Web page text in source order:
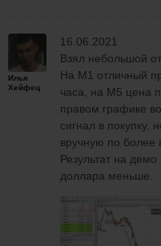
Илья
Хейфец
16.06.2021
Взял небольшой
На M1 отличный
часа, на M5 цена
правом графике
сигнал в
вручную по более
Результат на
доллара меньше.